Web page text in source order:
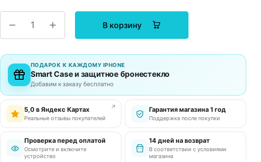
В корзину
ПОДАРОК К КАЖДОМУ IPHONE
Smart Case и защитное бронестекло
Добавим к заказу бесплатно
5,0 в Яндекс Картах
Реальные отзывы покупателей
↗ Гарантия магазина 1 год
Поддержка после покупки
Проверка перед оплатой
Осмотрите и включите
устройство
14 дней на возврат
В соответствии с условиями
магазина